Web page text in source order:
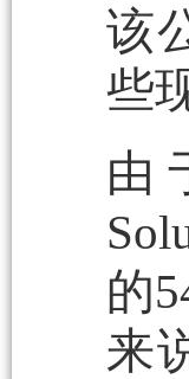
该
些
由
的
来